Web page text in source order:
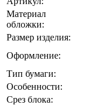
Материал
обложки:
Размер изделия:
Оформление:
Тип бумаги:
Особенности:
Срез блока: